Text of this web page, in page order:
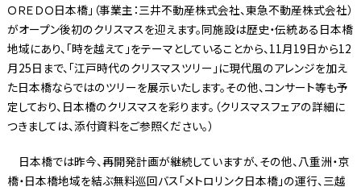
ＯＲＥＤＯ日本橋」（事業主：三井不動産株式会社、東急不動産株式会社）
がオープン後初のクリスマスを迎えます。同施設は歴史・伝統ある日本橋
地域にあり、「時を越えて」をテーマとしていることから、11月19日から12
月25日まで、「江戸時代のクリスマスツリー」に現代風のアレンジを加え
た日本橋ならではのツリーを展示いたします。その他、コンサート等も予
定しており、日本橋のクリスマスを彩ります。（クリスマスフェアの詳細に
つきましては、添付資料をご参照ください。）
日本橋では昨今、再開発計画が継続していますが、その他、八重洲・京
橋・日本橋地域を結ぶ無料巡回バス「メトロリンク日本橋」の運行、三越